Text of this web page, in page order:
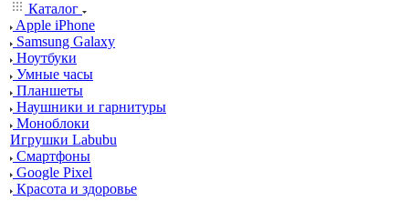
Каталог
Apple iPhone
Samsung Galaxy
Ноутбуки
Умные часы
Планшеты
Наушники и гарнитуры
Моноблоки
Игрушки Labubu
Смартфоны
Google Pixel
Красота и здоровье